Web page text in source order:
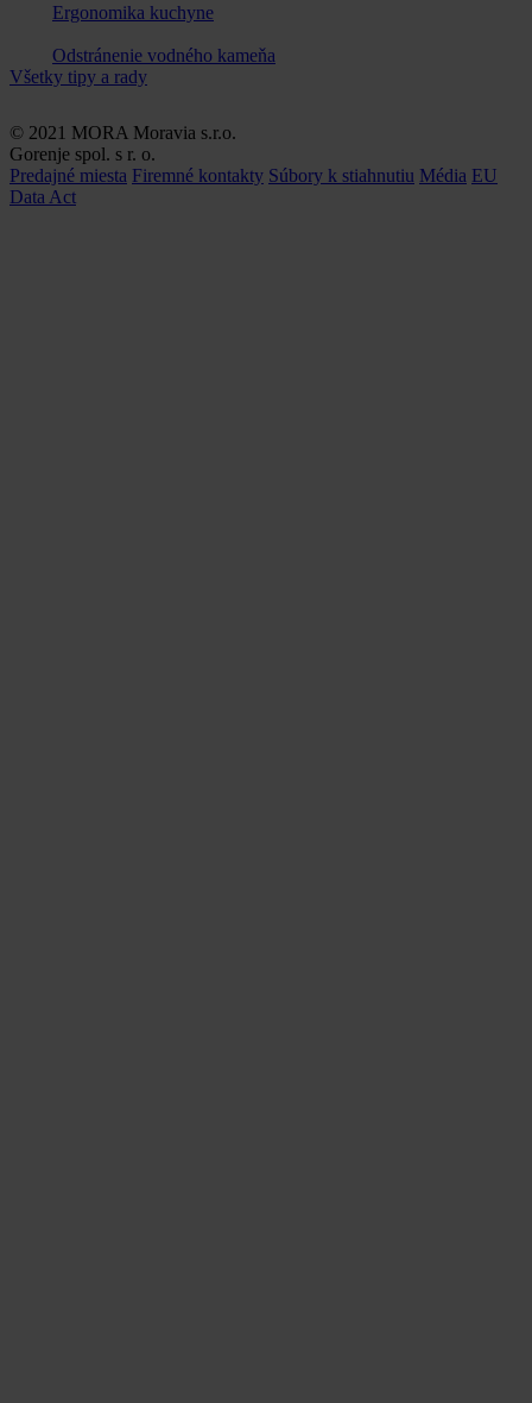
Ergonomika kuchyne
Odstránenie vodného kameňa
Všetky tipy a rady
© 2021 MORA Moravia s.r.o.
Gorenje spol. s r. o.
Predajné miesta Firemné kontakty Súbory k stiahnutiu Média EU
Data Act